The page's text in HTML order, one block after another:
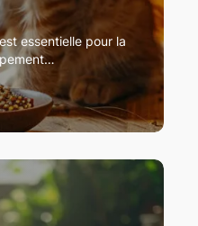
essentielle pour la